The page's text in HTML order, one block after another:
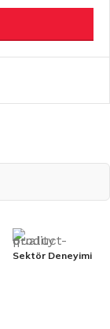
Sektör Deneyimi